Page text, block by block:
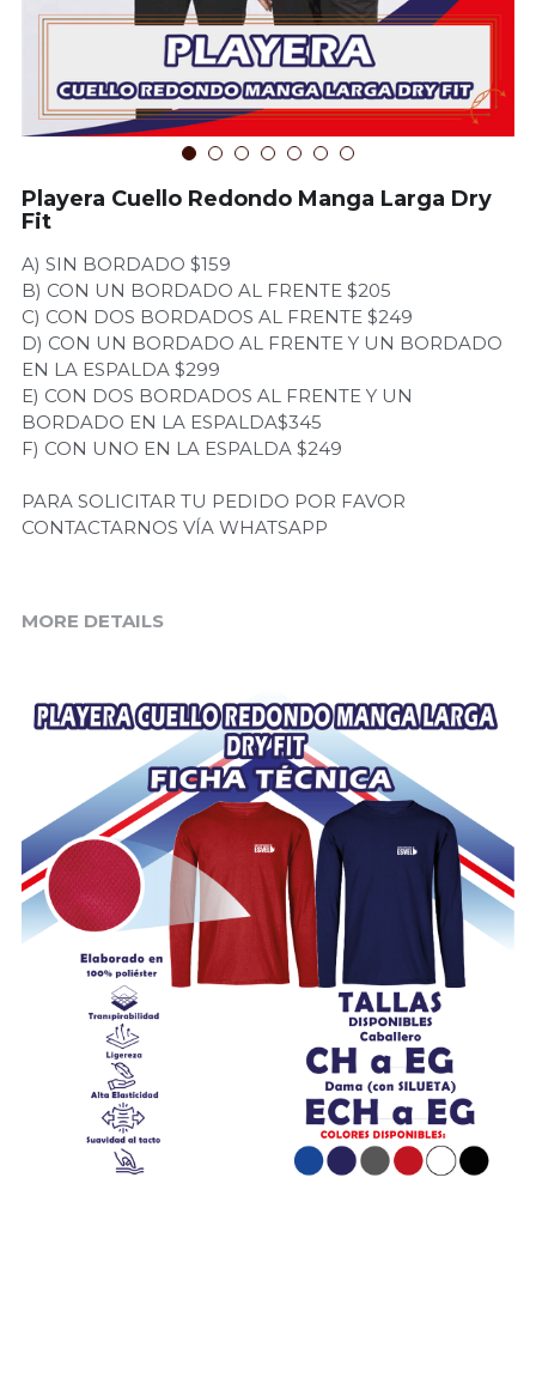
Cotiza tu Proyecto
Playera Cuello Redondo Manga Larga Dry
Fit
A) SIN BORDADO $159
B) CON UN BORDADO AL FRENTE $205
C) CON DOS BORDADOS AL FRENTE $249
D) CON UN BORDADO AL FRENTE Y UN BORDADO
EN LA ESPALDA $299
E) CON DOS BORDADOS AL FRENTE Y UN
BORDADO EN LA ESPALDA$345
F) CON UNO EN LA ESPALDA $249
PARA SOLICITAR TU PEDIDO POR FAVOR
CONTACTARNOS VÍA WHATSAPP
MORE DETAILS